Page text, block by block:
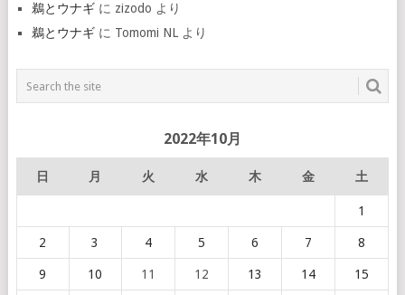
鵜とウナギに zizodo より
鵜とウナギに Tomomi NLより
2022年10月
日 月 火 水 木 金 土
1
2 3 4 5 6 7 8
9 10 11 12 13 14 15